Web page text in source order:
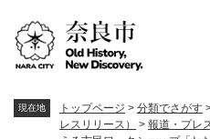
現在地 トップページ > 分類でさがす
レスリリース）
> 報道・プレ